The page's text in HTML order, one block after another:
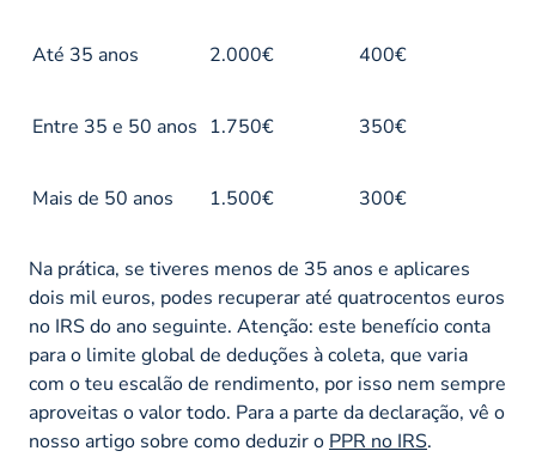
Até 35 anos 2.000€ 400€
Entre 35 e 50 anos 1.750€ 350€
Mais de 50 anos 1.500€ 300€
Na prática, se tiveres menos de 35 anos e aplicares
dois mil euros, podes recuperar até quatrocentos euros
no IRS do ano seguinte. Atenção: este benefício conta
para o limite global de deduções à coleta, que varia
com o teu escalão de rendimento, por isso nem sempre
aproveitas o valor todo. Para a parte da declaração, vê o
nosso artigo sobre como deduzir o PPR no IRS.